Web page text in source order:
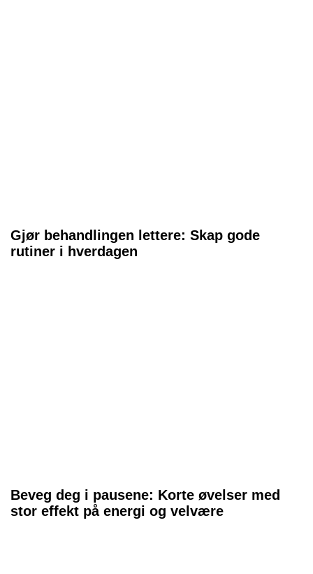
Gjør behandlingen lettere: Skap gode
rutiner i hverdagen
Beveg deg i pausene: Korte øvelser med
stor effekt på energi og velvære